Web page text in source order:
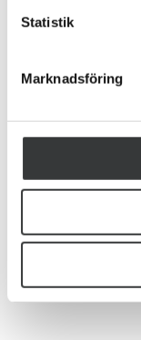
Statistik
Marknadsföring